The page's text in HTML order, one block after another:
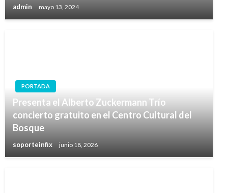
admin mayo 13, 2024
PORTADA
Presenta el Alberto Zuckermann Trío
concierto gratuito en el Centro Cultural del
Bosque
soporteinfix junio 18, 2026